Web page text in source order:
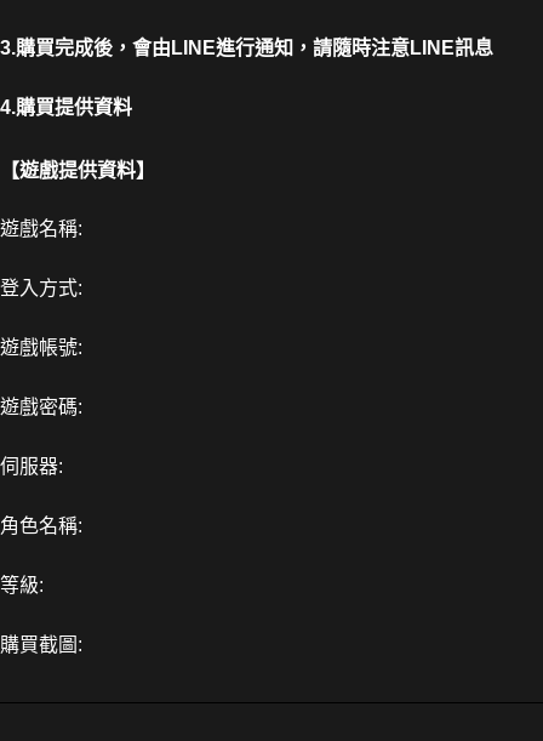
3.購買完成後，會由LINE進行通知，請隨時注意LINE訊息
4.購買提供資料
【遊戲提供資料】
遊戲名稱:
登入方式:
遊戲帳號:
遊戲密碼:
伺服器:
角色名稱:
等級:
購買截圖: